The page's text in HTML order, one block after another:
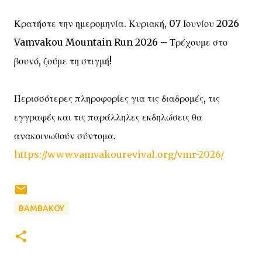
Κρατήστε την ημερομηνία. Κυριακή, 07 Ιουνίου 2026
Vamvakou Mountain Run 2026 – Τρέχουμε στο
βουνό, ζούμε τη στιγμή!
Περισσότερες πληροφορίες για τις διαδρομές, τις
εγγραφές και τις παράλληλες εκδηλώσεις θα
ανακοινωθούν σύντομα.
https://www.vamvakourevival.org/vmr-2026/
ΒΑΜΒΑΚΟΥ